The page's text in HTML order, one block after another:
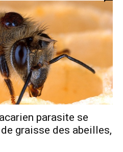
parasite se
graisse des abeilles,